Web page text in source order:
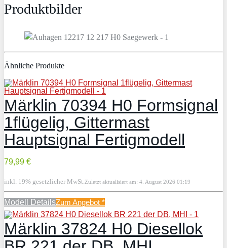
Produktbilder
Ähnliche Produkte
Märklin 70394 H0 Formsignal
1flügelig, Gittermast
Hauptsignal Fertigmodell
79,99 €
inkl. 19% gesetzlicher MwSt. Zuletzt aktualisiert am: 4. August 2026 01:19
Modell DetailsZum Angebot *
Märklin 37824 H0 Diesellok